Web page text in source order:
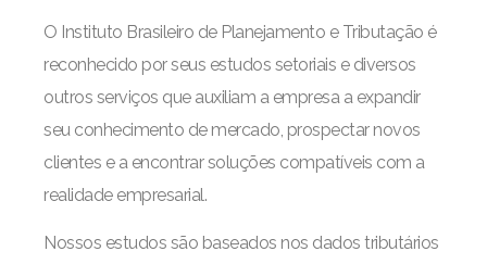
O Instituto Brasileiro de Planejamento e Tributação é
reconhecido por seus estudos setoriais e diversos
outros serviços que auxiliam a empresa a expandir
seu conhecimento de mercado, prospectar novos
clientes e a encontrar soluções compatíveis com a
realidade empresarial.
Nossos estudos são baseados nos dados tributários